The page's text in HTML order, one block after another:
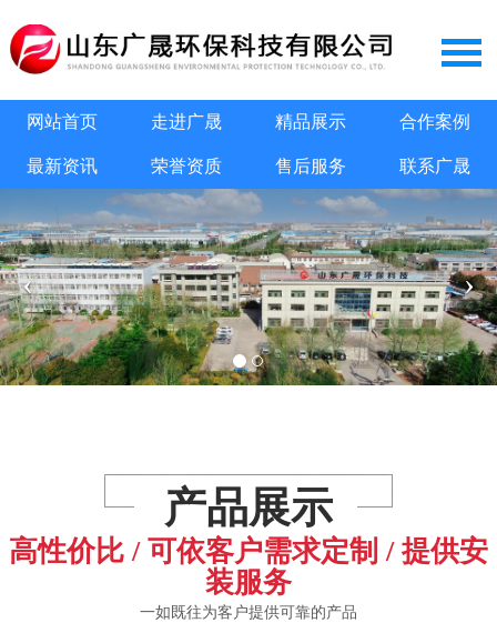
网站首页 走进广晟 精品展示 合作案例
最新资讯 荣誉资质 售后服务 联系广晟
‹ ›
产品展示
高性价比 / 可依客户需求定制 / 提供安
装服务
一如既往为客户提供可靠的产品